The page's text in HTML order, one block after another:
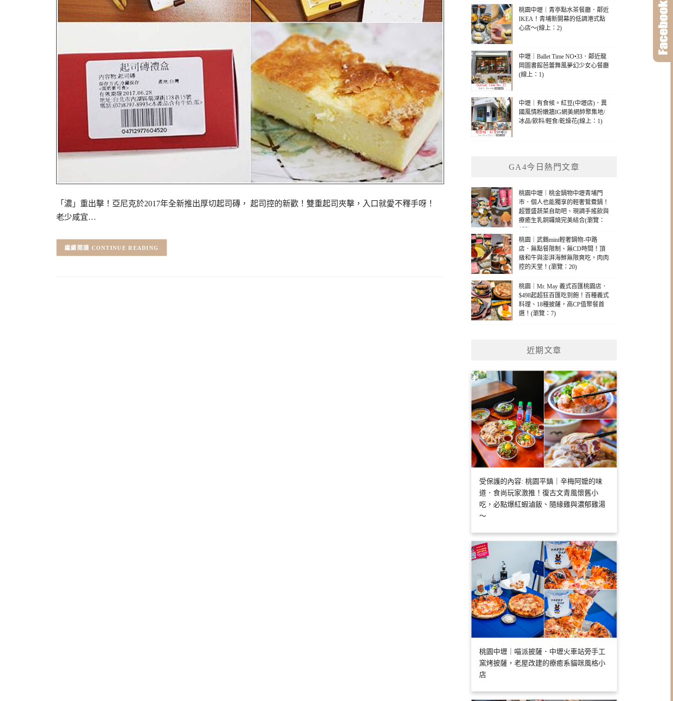
「濃」重出擊！亞尼克於2017年全新推出厚切起司磚， 起司控的新歡！雙重起司夾擊，入口就愛不釋手呀！
老少咸宜…
CONTINUE READING
桃園中壢｜青亭點水茶餐廳．鄰近
IKEA！青埔新開幕的低調港式點
心店～(線上：2)
中壢｜Ballet Time NO•33．鄰近龍
岡圖書館芭蕾舞風夢幻少女心餐廳
(線上：1)
中壢｜有食候。紅豆(中壢店)．異
國風情粉嫩牆IG網美網帥聚集地/
冰品/飲料/輕食/乾燥花(線上：1)
GA4今日熱門文章
桃園中壢｜桃金鍋物中壢青埔門
市．個人也能獨享的輕奢鴛鴦鍋！
超豐盛蔬菜自助吧、現調手搖飲與
療癒生乳銅鑼燒完美結合(瀏覽：
133)
桃園｜武鶴mini輕奢鍋物-中路
店．無點餐限制、無CD時間！頂
級和牛與澎湃海鮮無限爽吃，肉肉
控的天堂！(瀏覽：20)
桃園｜Mr. May 義式百匯桃園店．
$498起超狂百匯吃到飽！百種義式
料理、18種披薩，高CP值聚餐首
選！(瀏覽：7)
近期文章
受保護的內容: 桃園平鎮｜辛梅阿嬤的味
道．食尚玩家激推！復古文青風懷舊小
吃，必點爆紅蝦滷飯、隨緣雞與濃郁雞湯
～
桃園中壢｜喵派披薩．中壢火車站旁手工
窯烤披薩，老屋改建的療癒系貓咪風格小
店